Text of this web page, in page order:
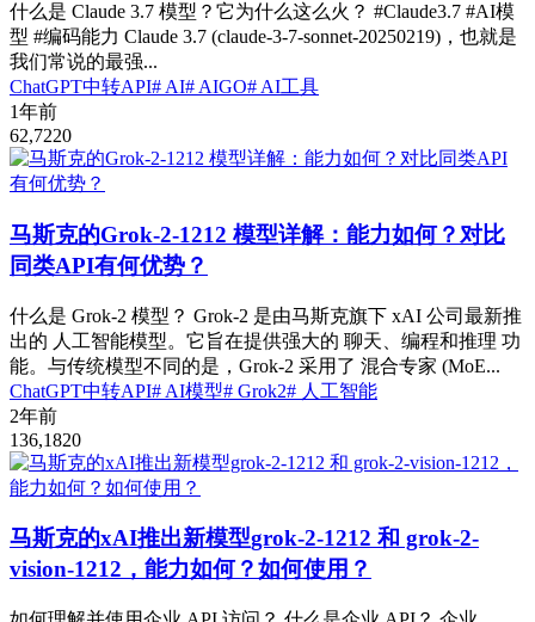
什么是 Claude 3.7 模型？它为什么这么火？ #Claude3.7 #AI模
型 #编码能力 Claude 3.7 (claude-3-7-sonnet-20250219)，也就是
我们常说的最强...
ChatGPT中转API# AI# AIGO# AI工具
1年前
62,7220
马斯克的Grok-2-1212 模型详解：能力如何？对比
同类API有何优势？
什么是 Grok-2 模型？ Grok-2 是由马斯克旗下 xAI 公司最新推
出的 人工智能模型。它旨在提供强大的 聊天、编程和推理 功
能。与传统模型不同的是，Grok-2 采用了 混合专家 (MoE...
ChatGPT中转API# AI模型# Grok2# 人工智能
2年前
136,1820
马斯克的xAI推出新模型grok-2-1212 和 grok-2-
vision-1212，能力如何？如何使用？